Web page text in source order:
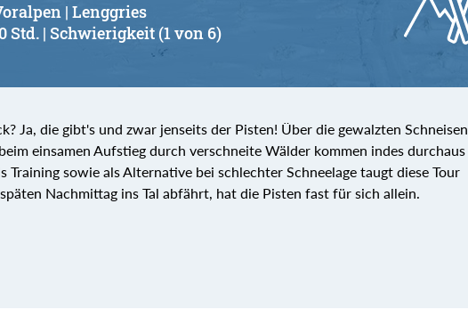
| Lenggries
Std. | Schwierigkeit (1 von 6)
Ja, die gibt's und zwar jenseits der Pisten! Über die gewalzten Schneisen
einsamen Aufstieg durch verschneite Wälder kommen indes durchaus
Training sowie als Alternative bei schlechter Schneelage taugt diese Tour
Nachmittag ins Tal abfährt, hat die Pisten fast für sich allein.